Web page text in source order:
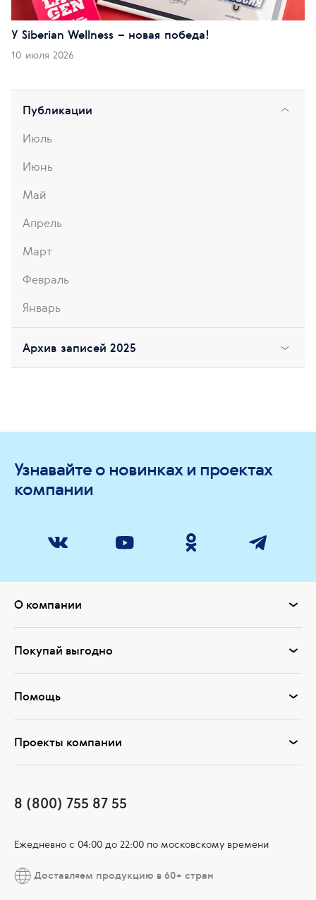
У Siberian Wellness – новая победа!
10 июля 2026
Публикации
Июль
Июнь
Май
Апрель
Март
Февраль
Январь
Архив записей 2025
Узнавайте о новинках и проектах
компании
О компании
Покупай выгодно
Помощь
Проекты компании
8 (800) 755 87 55
Ежедневно c 04:00 до 22:00 по московскому времени
Доставляем продукцию в 60+ стран